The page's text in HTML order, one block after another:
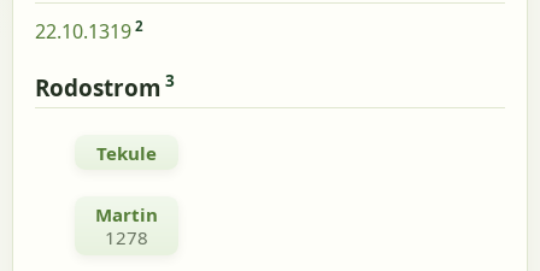
22.10.1319 2
Rodostrom 3
Tekule
Martin
1278